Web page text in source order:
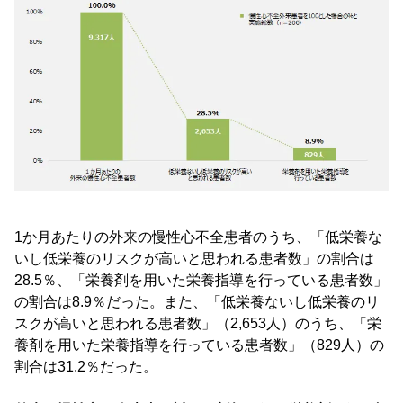
1か月あたりの外来の慢性心不全患者のうち、「低栄養な
いし低栄養のリスクが高いと思われる患者数」の割合は
28.5％、「栄養剤を用いた栄養指導を行っている患者数」
の割合は8.9％だった。また、「低栄養ないし低栄養のリ
スクが高いと思われる患者数」（2,653人）のうち、「栄
養剤を用いた栄養指導を行っている患者数」（829人）の
割合は31.2％だった。